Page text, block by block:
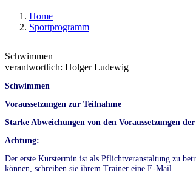
Home
Sportprogramm
Schwimmen
verantwortlich: Holger Ludewig
Schwimmen
Voraussetzungen zur Teilnahme
Starke Abweichungen von den Voraussetzungen
Achtung:
Der erste Kurstermin ist als Pflichtveranstaltung zu
können, schreiben sie ihrem Trainer eine E-Mail.